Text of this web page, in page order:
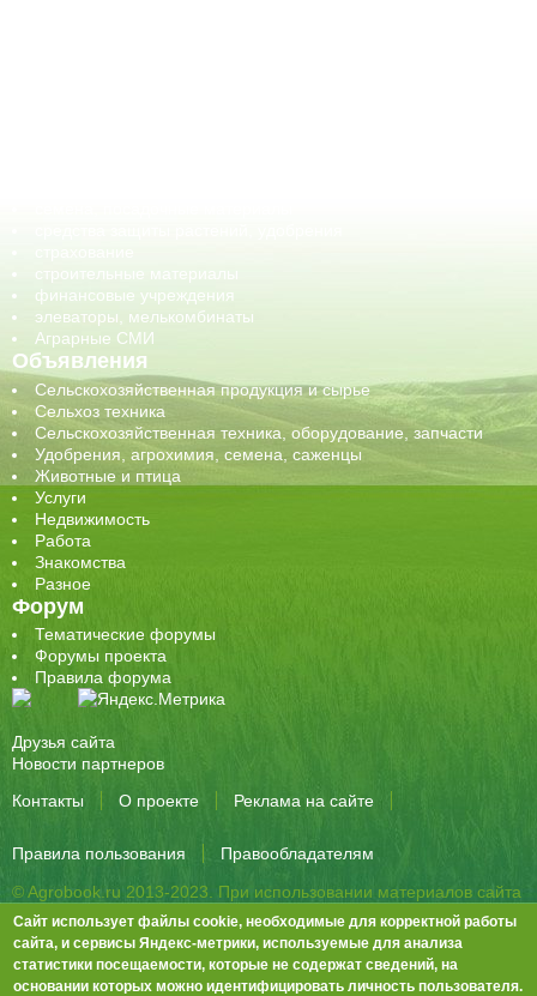
строительные материалы
финансовые учреждения
элеваторы, мелькомбинаты
Аграрные СМИ
Объявления
Сельскохозяйственная продукция и сырье
Сельхоз техника
Сельскохозяйственная техника, оборудование, запчасти
Удобрения, агрохимия, семена, саженцы
Животные и птица
Услуги
Недвижимость
Работа
Знакомства
Разное
Форум
Тематические форумы
Форумы проекта
Правила форума
Друзья сайта
Новости партнеров
Контакты
О проекте Реклама на сайте
Правила пользования
Правообладателям
© Agrobook.ru 2013-2023. При использовании материалов сайта
активная ссылка на публикацию обязательна.
344000, Ростов-на-Дону, ул. Города Волос, д.6, 8 этаж, офис 803
Тел./факс: +7 (863) 282-83-13 e-mail:info@agrobook.ru
Сайт использует файлы cookie, необходимые для корректной работы
сайта, и сервисы Яндекс-метрики, используемые для анализа
статистики посещаемости, которые не содержат сведений, на
основании которых можно идентифицировать личность пользователя.